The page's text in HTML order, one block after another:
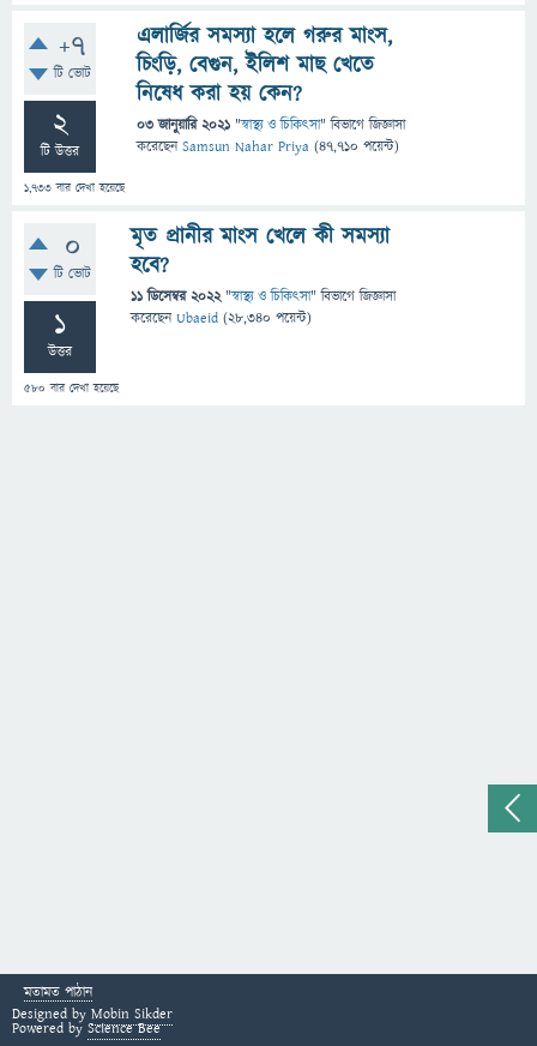
+7
টি ভোট
2
টি উত্তর
1,733 বার দেখা হয়েছে
এলার্জির সমস্যা হলে গরুর মাংস,
চিংড়ি, বেগুন, ইলিশ মাছ খেতে
নিষেধ করা হয় কেন?
03 জানুয়ারি 2021 "স্বাস্থ্য ও চিকিৎসা" বিভাগে জিজ্ঞাসা
করেছেনSamsun Nahar Priya (47,710 পয়েন্ট)
0
টি ভোট
1
উত্তর
580 বার দেখা হয়েছে
মৃত প্রানীর মাংস খেলে কী সমস্যা
হবে?
11 ডিসেম্বর 2022 "স্বাস্থ্য ও চিকিৎসা" বিভাগে জিজ্ঞাসা
করেছেনUbaeid (28,340 পয়েন্ট)
মতামত পাঠান
Designed by Mobin Sikder
Powered by Science Bee